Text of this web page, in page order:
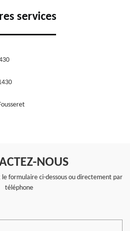
services
NOUS
formulaire ci-dessous ou directement par
téléphone